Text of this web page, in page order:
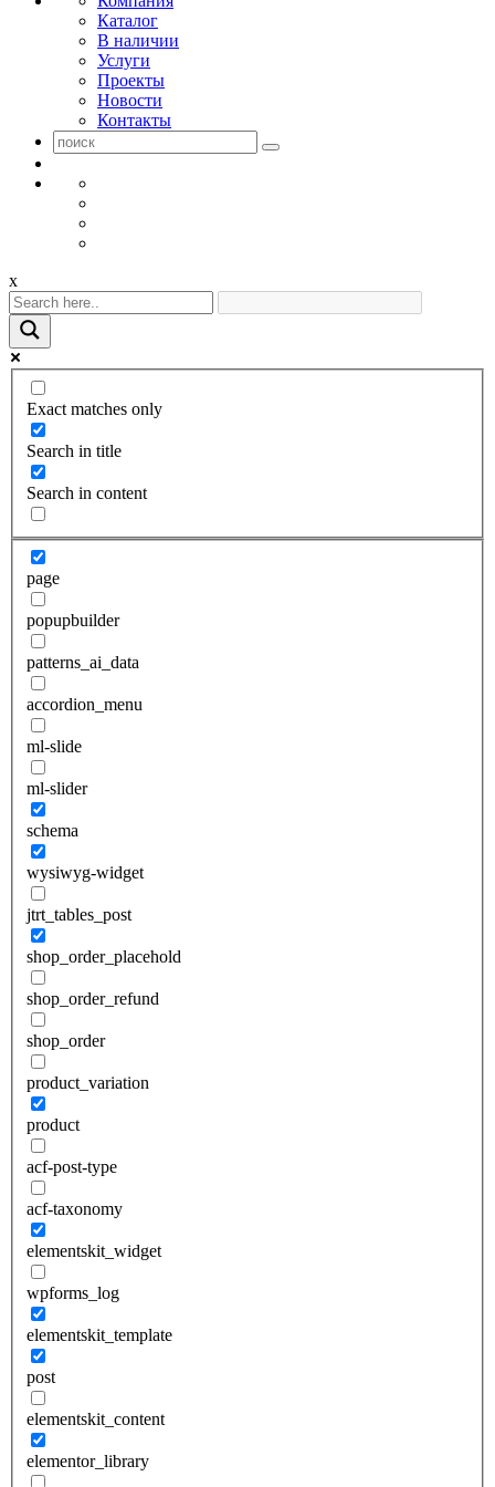
Каталог
В наличии
Услуги
Проекты
Новости
Контакты
x
Exact matches only
Search in title
Search in content
page
popupbuilder
patterns_ai_data
accordion_menu
ml-slide
ml-slider
schema
wysiwyg-widget
jtrt_tables_post
shop_order_placehold
shop_order_refund
shop_order
product_variation
product
acf-post-type
acf-taxonomy
elementskit_widget
wpforms_log
elementskit_template
post
elementskit_content
elementor_library